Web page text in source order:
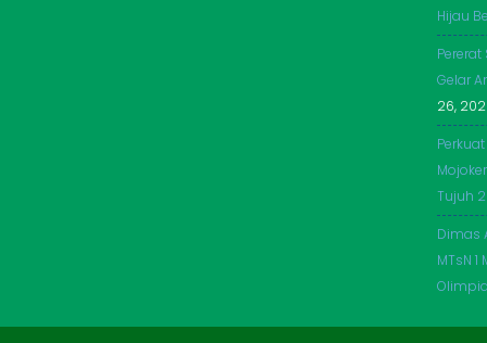
Hijau
Gelar
26,
Tujuh
Dimas
MTsN